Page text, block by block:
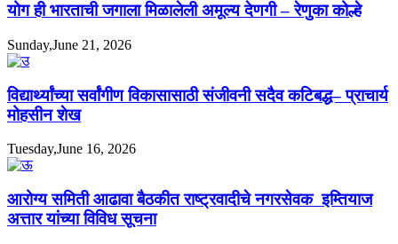
योग ही भारताची जगाला मिळालेली अमूल्य देणगी – रेणुका कोल्हे
Sunday,June 21, 2026
विद्यार्थ्यांच्या सर्वांगीण विकासासाठी संजीवनी सदैव कटिबद्ध– प्राचार्य
मोहसीन शेख
Tuesday,June 16, 2026
आरोग्य समिती आढावा बैठकीत राष्ट्रवादीचे नगरसेवक इम्तियाज
अत्तार यांच्या विविध सूचना